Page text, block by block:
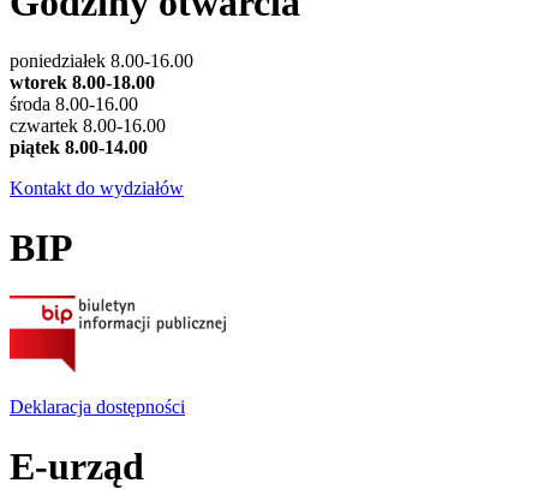
poniedziałek 8.00-16.00
wtorek 8.00-18.00
środa 8.00-16.00
czwartek 8.00-16.00
piątek 8.00-14.00
Kontakt do wydziałów
BIP
Deklaracja dostępności
E-urząd